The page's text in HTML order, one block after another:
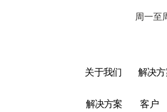
周一至
关于我们 解决
解决方案 客户